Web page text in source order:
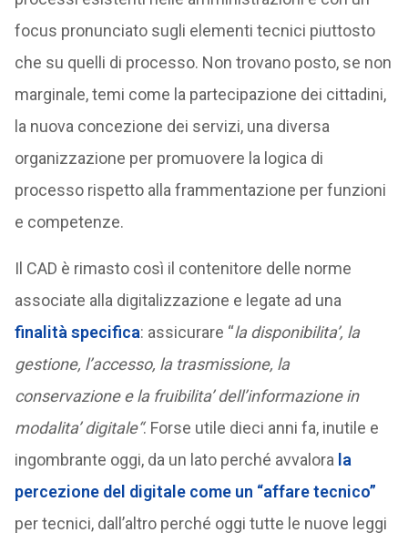
focus pronunciato sugli elementi tecnici piuttosto
che su quelli di processo. Non trovano posto, se non
marginale, temi come la partecipazione dei cittadini,
la nuova concezione dei servizi, una diversa
organizzazione per promuovere la logica di
processo rispetto alla frammentazione per funzioni
e competenze.
Il CAD è rimasto così il contenitore delle norme
associate alla digitalizzazione e legate ad una
finalità specifica: assicurare “la disponibilita’, la
gestione, l’accesso, la trasmissione, la
conservazione e la fruibilita’ dell’informazione in
modalita’ digitale“. Forse utile dieci anni fa, inutile e
ingombrante oggi, da un lato perché avvalora la
percezione del digitale come un “affare tecnico”
per tecnici, dall’altro perché oggi tutte le nuove leggi